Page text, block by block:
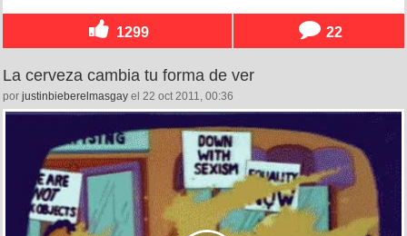
1299 22
La cerveza cambia tu forma de ver
por justinbieberelmasgay el 22 oct 2011, 00:36